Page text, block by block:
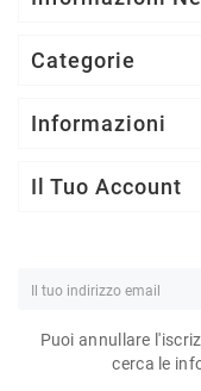
Categorie
Informazioni
Il Tuo Account
Puoi annullare
cerca le